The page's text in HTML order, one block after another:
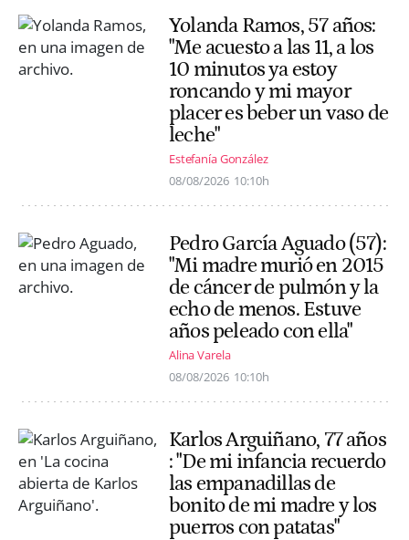
Yolanda Ramos, 57 años:
"Me acuesto a las 11, a los
10 minutos ya estoy
roncando y mi mayor
placer es beber un vaso de
leche"
Estefanía González
08/08/2026 10:10h
Pedro García Aguado (57):
"Mi madre murió en 2015
de cáncer de pulmón y la
echo de menos. Estuve
años peleado con ella"
Alina Varela
08/08/2026 10:10h
Karlos Arguiñano, 77 años
: "De mi infancia recuerdo
las empanadillas de
bonito de mi madre y los
puerros con patatas"